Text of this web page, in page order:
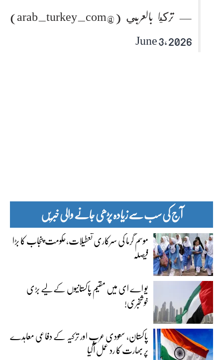
— تركيا بالعربي (@arab_turkey_com)
June 3, 2026
آج کی سب سے زیادہ پڑھی جانے والی خبریں
موسم گرما کی سرکاری تعطیلات،حکومت پنجاب کا بڑا
فیصلہ
یو اے ای میں مقیم پاکستانیوں کے لیے بڑی
خوشخبری!
پاکستان، سعودی عرب اور ترکیہ کے دفاعی معاہدے
پر بھارت کا رد عمل آگیا